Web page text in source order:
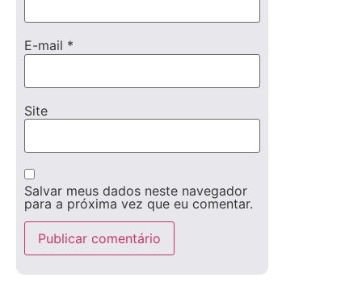
E-mail *
Site
Salvar meus dados neste navegador
para a próxima vez que eu comentar.